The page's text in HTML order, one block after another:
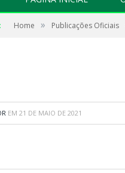
Home » Publicações Oficiais
EM 21 DE MAIO DE 2021